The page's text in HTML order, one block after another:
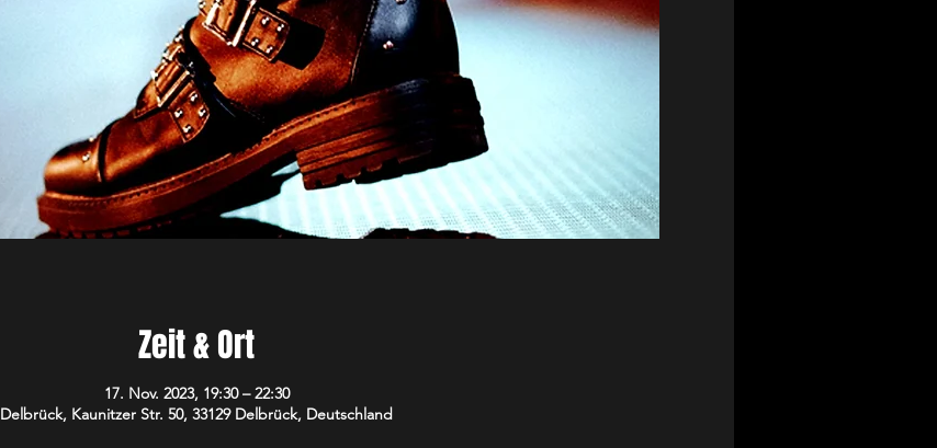
Zeit & Ort
17. Nov. 2023, 19:30 – 22:30
Delbrück, Kaunitzer Str. 50, 33129 Delbrück, Deutschland